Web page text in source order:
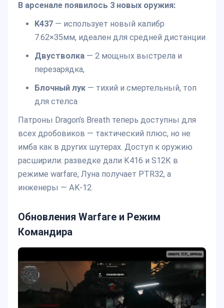
В арсенале появилось 3 новых оружия:
K437— использует новый калибр
7.62×35мм, идеален для средней дистанции
Двустволка— 2 мощных выстрела и
перезарядка,
Блочный лук— тихий и смертельный, топ
для стелса
Патроны Dragon’s Breath теперь доступны для
всех дробовиков — тактический плюс, но не
имба как в других шутерах. Доступ к оружию
расширили: разведке дали K416 и S12K в
режиме warfare, Луна получает PTR32, а
инженеры — AK-12.
Обновления Warfare и Режим
Командира